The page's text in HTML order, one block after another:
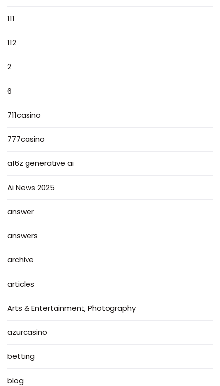
111
112
2
6
711casino
777casino
a16z generative ai
Ai News 2025
answer
answers
archive
articles
Arts & Entertainment, Photography
azurcasino
betting
blog